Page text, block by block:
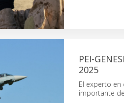
PEI-
2025
El experto
importante